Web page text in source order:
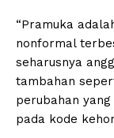
“Pramuka
nonformal
seharusnya
tambahan
perubahan
pada kode